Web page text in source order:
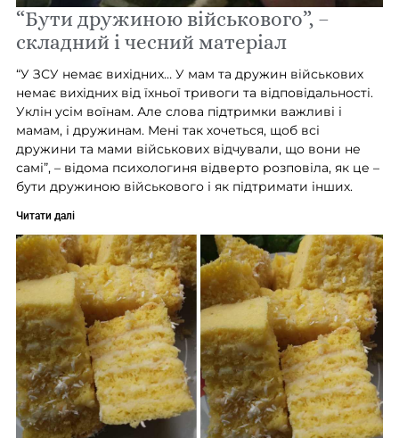
“Бути дружиною військового”, –
складний і чесний матеріал
“У ЗСУ немає вихідних… У мам та дружин військових
немає вихідних від їхньої тривоги та відповідальності.
Уклін усім воїнам. Але слова підтримки важливі і
мамам, і дружинам. Мені так хочеться, щоб всі
дружини та мами військових відчували, що вони не
самі”, – відома психологиня відверто розповіла, як це –
бути дружиною військового і як підтримати інших.
Читати далі